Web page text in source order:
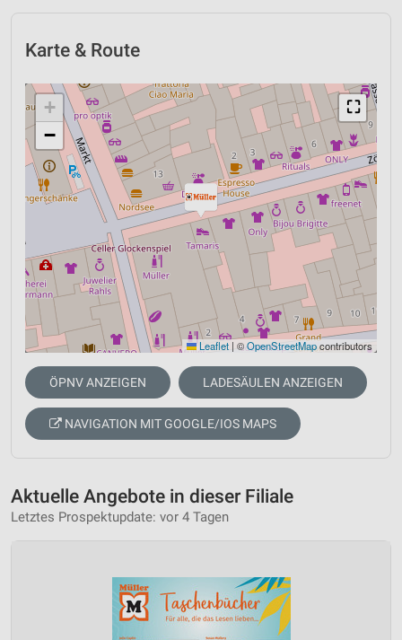
Karte & Route
⛶
+
−
Leaflet | ©OpenStreetMapcontributors
ÖPNV ANZEIGEN LADESÄULEN ANZEIGEN
NAVIGATION MIT GOOGLE/IOS MAPS
Aktuelle Angebote in dieser Filiale
Letztes Prospektupdate: vor 4 Tagen